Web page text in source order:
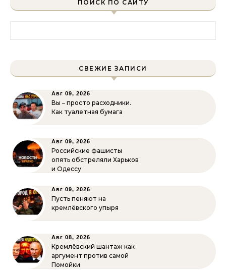
ПОИСК ПО САЙТУ
СВЕЖИЕ ЗАПИСИ
Авг 09, 2026
Вы – просто расходники.
Как туалетная бумага
Авг 09, 2026
Российские фашисты
опять обстреляли Харьков
и Одессу
Авг 09, 2026
Пусть пеняют на
кремлёвского упыря
Авг 08, 2026
Кремлёвский шантаж как
аргумент против самой
Помойки